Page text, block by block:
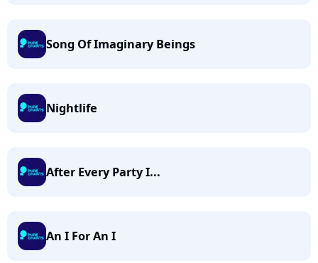
Song Of Imaginary Beings
Nightlife
After Every Party I...
An I For An I